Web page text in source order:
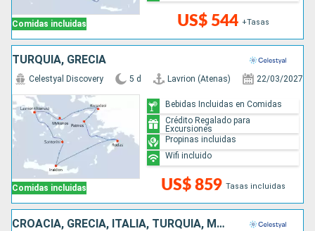
Comidas incluidas US$ 544 +Tasas
TURQUÍA, GRECIA
Comidas incluidas
Celestyal Discovery 5 d Lavrion (Atenas) 22/03/2027
US$ 859 Tasas incluidas
Bebidas Incluidas en Comidas
Crédito Regalado para
Excursiones
Propinas incluidas
Wifi incluido
CROACIA, GRECIA, ITALIA, TURQUÍA, MONTENEGRO